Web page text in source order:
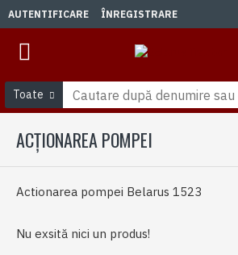
AUTENTIFICARE ÎNREGISTRARE
Toate
ACȚIONAREA POMPEI
Actionarea pompei Belarus 1523
Nu exsită nici un produs!